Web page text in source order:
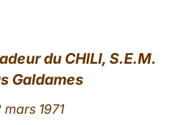
du CHILI, S.E.M.
Galdames
1971